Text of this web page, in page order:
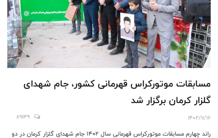
مسابقات موتورکراس قهرمانی کشور، جام شهدای
گلزار کرمان برگزار شد
1402/11/16
89139
راند چهارم مسابقات موتورکراس قهرمانی سال ۱۴۰۲ جام شهدای گلزار کرمان در دو